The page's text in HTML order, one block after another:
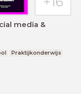
media &
Praktijkonderwijs